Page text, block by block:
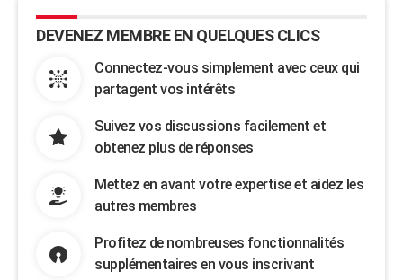
DEVENEZ MEMBRE EN QUELQUES CLICS
Connectez-vous simplement avec ceux qui
partagent vos intérêts
Suivez vos discussions facilement et
obtenez plus de réponses
Mettez en avant votre expertise et aidez les
autres membres
Profitez de nombreuses fonctionnalités
supplémentaires en vous inscrivant